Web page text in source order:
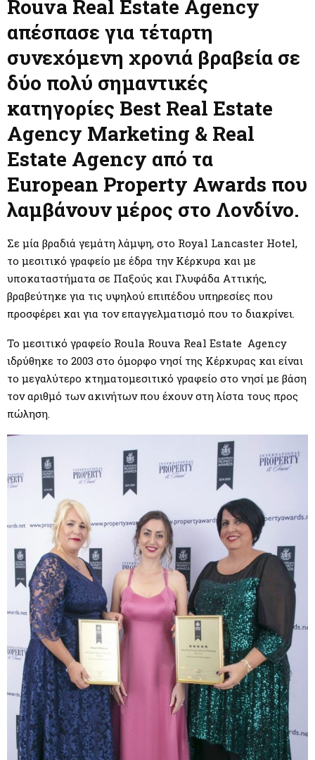
E
N
U
Rouva Real Estate Agency
απέσπασε για τέταρτη
συνεχόμενη χρονιά βραβεία σε
δύο πολύ σημαντικές
κατηγορίες Best Real Estate
Agency Marketing & Real
Estate Agency από τα
European Property Awards που
λαμβάνουν μέρος στο Λονδίνο.
Σε μία βραδιά γεμάτη λάμψη, στο Royal Lancaster Hotel,
το μεσιτικό γραφείο με έδρα την Κέρκυρα και με
υποκαταστήματα σε Παξούς και Γλυφάδα Αττικής,
βραβεύτηκε για τις υψηλού επιπέδου υπηρεσίες που
προσφέρει και για τον επαγγελματισμό που το διακρίνει.
Το μεσιτικό γραφείο Roula Rouva Real Estate Agency
ιδρύθηκε το 2003 στο όμορφο νησί της Κέρκυρας και είναι
το μεγαλύτερο κτηματομεσιτικό γραφείο στο νησί με βάση
τον αριθμό των ακινήτων που έχουν στη λίστα τους προς
πώληση.